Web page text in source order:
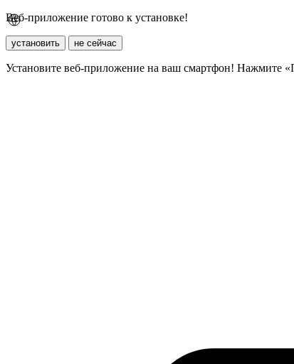
Веб-приложение готово к установке!
установить не сейчас
Установите веб-приложение на ваш смартфон! Нажмите